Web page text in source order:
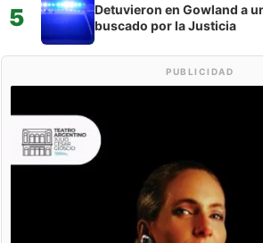
5
Detuvieron en Gowland a
buscado por la Justicia
PUBLICIDAD